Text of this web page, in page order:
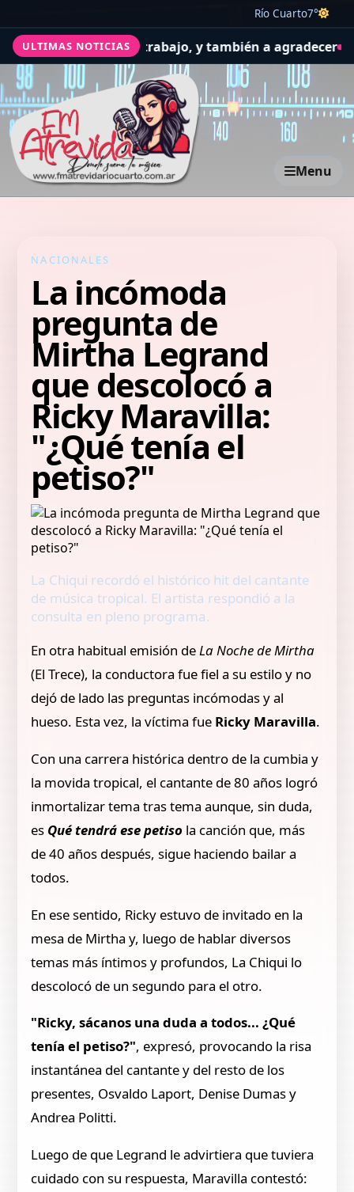
Río Cuarto7°
ULTIMAS NOTICIAS
la salud y el trabajo, y también a agradecer Avanza
Menu
NACIONALES
La incómoda
pregunta de
Mirtha Legrand
que descolocó a
Ricky Maravilla:
"¿Qué tenía el
petiso?"
La Chiqui recordó el histórico hit del cantante
de música tropical. El artista respondió a la
consulta en pleno programa.
En otra habitual emisión deLa Noche de Mirtha
(El Trece), la conductora fue fiel a su estilo y no
dejó de lado las preguntas incómodas y al
hueso. Esta vez, la víctima fue Ricky Maravilla.
Con una carrera histórica dentro de la cumbia y
la movida tropical, el cantante de 80 años logró
inmortalizar tema tras tema aunque, sin duda,
es Qué tendrá ese petiso la canción que, más
de 40 años después, sigue haciendo bailar a
todos.
En ese sentido, Ricky estuvo de invitado en la
mesa de Mirtha y, luego de hablar diversos
temas más íntimos y profundos, La Chiqui lo
descolocó de un segundo para el otro.
"Ricky, sácanos una duda a todos... ¿Qué
tenía el petiso?", expresó, provocando la risa
instantánea del cantante y del resto de los
presentes, Osvaldo Laport, Denise Dumas y
Andrea Politti.
Luego de que Legrand le advirtiera que tuviera
cuidado con su respuesta, Maravilla contestó: